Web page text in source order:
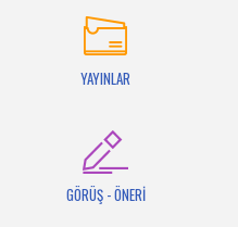
YAYINLAR
GÖRÜŞ - ÖNERİ